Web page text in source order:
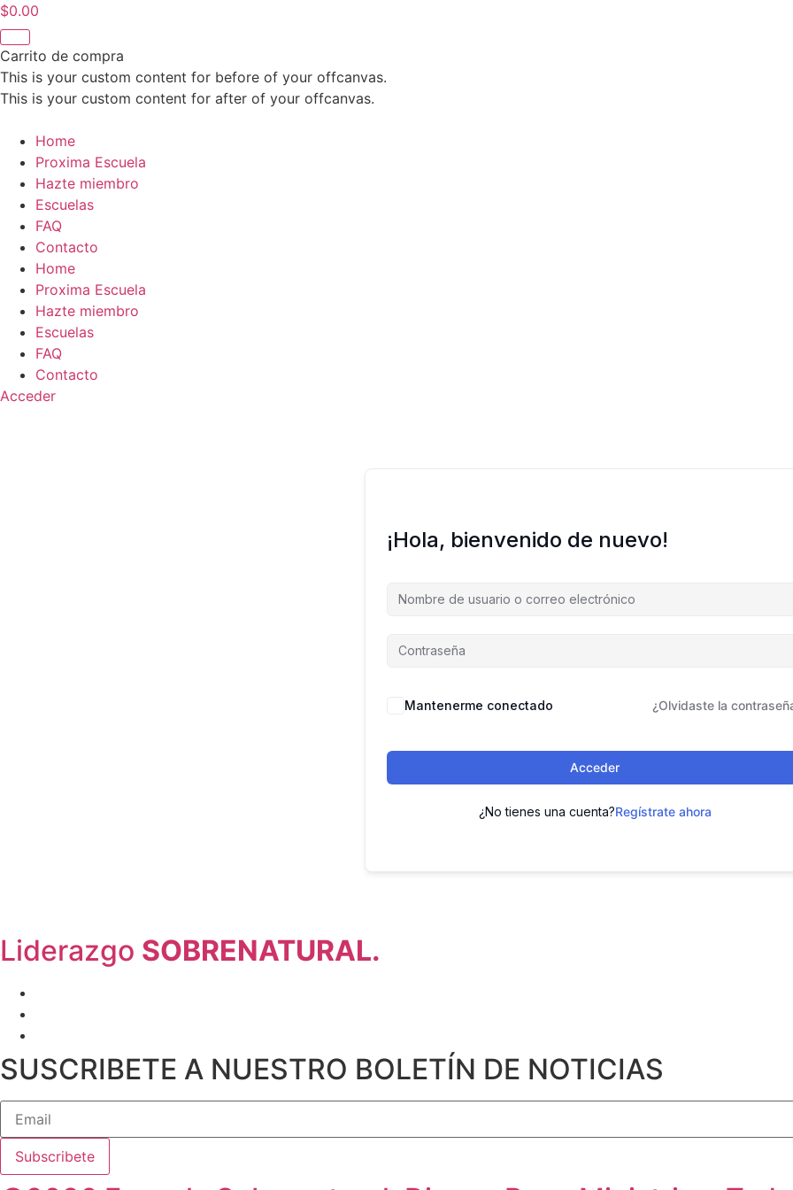
Ir
al
contenido
$0.00
Carrito de compra
This is your custom content for before of your offcanvas.
This is your custom content for after of your offcanvas.
Home
Proxima Escuela
Hazte miembro
Escuelas
FAQ
Contacto
Home
Proxima Escuela
Hazte miembro
Escuelas
FAQ
Contacto
Acceder
¡Hola, bienvenido de nuevo!
Mantenerme conectado ¿Olvidaste la
Acceder
¿No tienes una cuenta?Regístrate ahora
Liderazgo SOBRENATURAL.
SUSCRIBETE A NUESTRO BOLETÍN DE NOTICIAS
Subscribete